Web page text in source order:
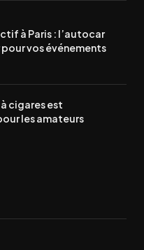
à Paris : l’autocar
vos événements
cigares est
les amateurs